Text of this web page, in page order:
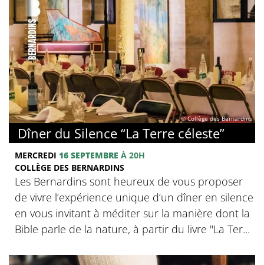
© Collège des Bernardins
Dîner du Silence “La Terre céleste”
MERCREDI 16 SEPTEMBRE À 20H
COLLÈGE DES BERNARDINS
Les Bernardins sont heureux de vous proposer
de vivre l’expérience unique d’un dîner en silence
en vous invitant à méditer sur la manière dont la
Bible parle de la nature, à partir du livre "La Ter...